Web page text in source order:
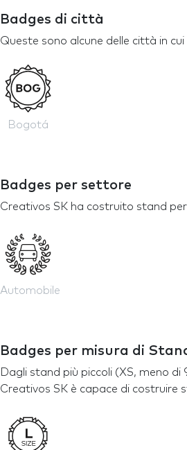
Badges di città
Queste sono alcune delle città in
Bogotá
Badges per settore
Creativos SK ha costruito stand
Automobile
Badges per misura di
Dagli stand più piccoli (XS, meno
Creativos SK è capace di costruire